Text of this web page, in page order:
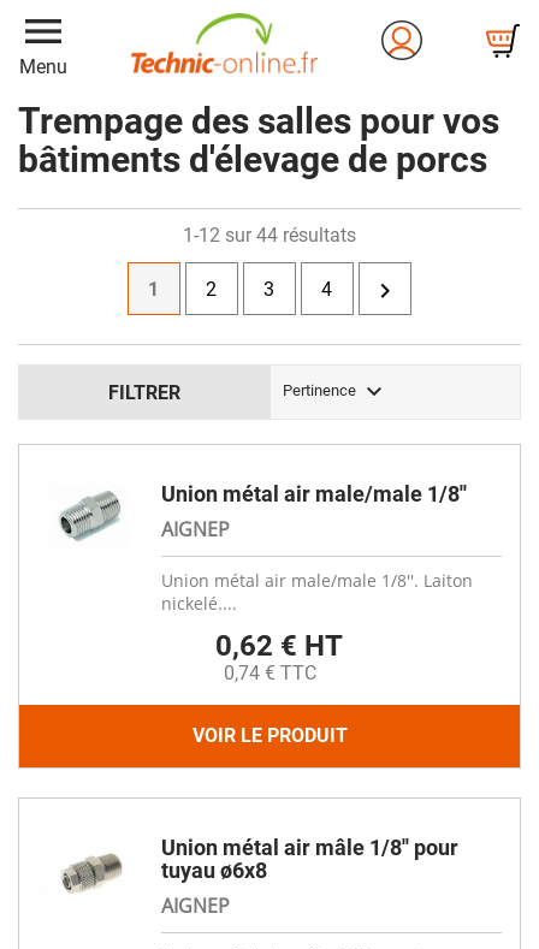
menu
Menu
Trempage des salles pour vos
bâtiments d'élevage de porcs
FILTRER Pertinence 
1-12 sur 44 résultats
1 2 3 4 
Union métal air male/male 1/8''
AIGNEP
Union métal air male/male 1/8''. Laiton
nickelé....
0,62 € HT
0,74 € TTC
VOIR LE PRODUIT
Union métal air mâle 1/8'' pour
tuyau ø6x8
AIGNEP